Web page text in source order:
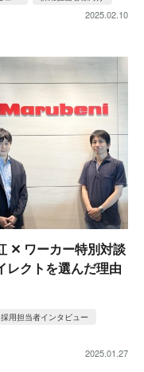
2025.02.10
✕ ワーカー特別対談
レクトを選んだ理由
採用担当者インタビュー
2025.01.27